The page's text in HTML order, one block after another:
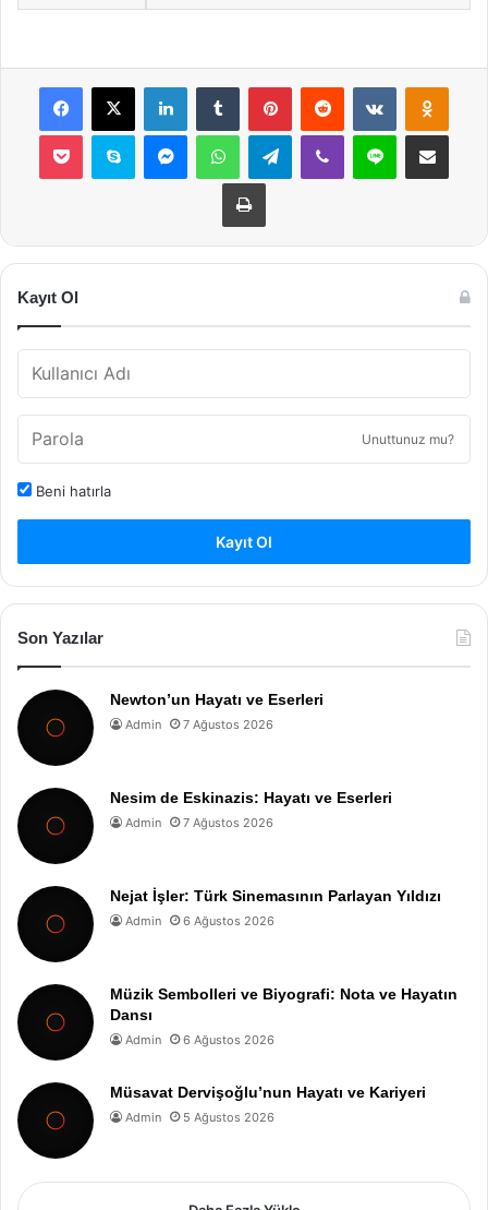
Facebook
X LinkedInTumblr PinterestReddit VKontakte
Pocket Skype MessengerWhatsAppTelegramViber Line E-Posta ile
Yazdır
Kayıt Ol
Unuttunuz mu?
Beni hatırla
Kayıt Ol
Son Yazılar
Newton’un Hayatı ve Eserleri
Admin 7 Ağustos 2026
Nesim de Eskinazis: Hayatı ve Eserleri
Admin 7 Ağustos 2026
Nejat İşler: Türk Sinemasının Parlayan Yıldızı
Admin 6 Ağustos 2026
Müzik Sembolleri ve Biyografi: Nota ve Hayatın
Dansı
Admin 6 Ağustos 2026
Müsavat Dervişoğlu’nun Hayatı ve Kariyeri
Admin 5 Ağustos 2026